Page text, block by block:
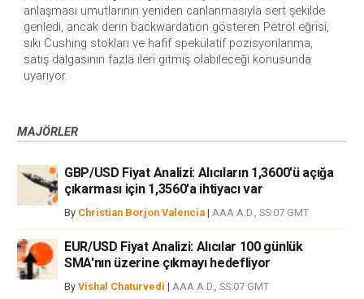
anlaşması umutlarının yeniden canlanmasıyla sert şekilde
geriledi, ancak derin backwardation gösteren Petrol eğrisi,
sıkı Cushing stokları ve hafif spekülatif pozisyonlanma,
satış dalgasının fazla ileri gitmiş olabileceği konusunda
uyarıyor.
MAJÖRLER
GBP/USD Fiyat Analizi: Alıcıların 1,3600'ü açığa
çıkarması için 1,3560'a ihtiyacı var
By Christian Borjon Valencia | AAA A.D., SS:07 GMT
EUR/USD Fiyat Analizi: Alıcılar 100 günlük
SMA'nın üzerine çıkmayı hedefliyor
By Vishal Chaturvedi | AAA A.D., SS:07 GMT